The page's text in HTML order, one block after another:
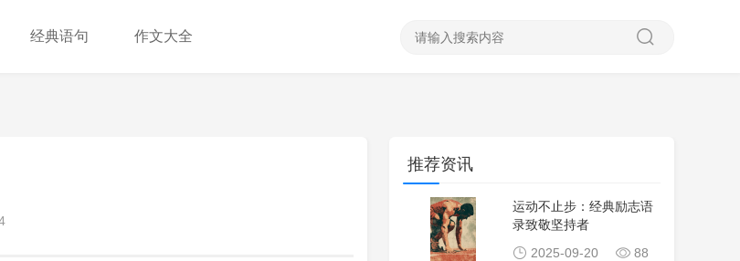
经典语句 作文大全
推荐资讯
运动不止步：经典励志语
录致敬坚持者
2025-09-20
88